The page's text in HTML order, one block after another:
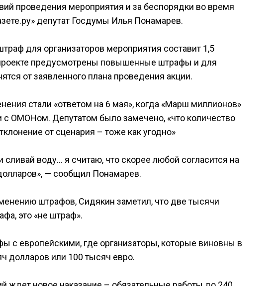
проведения мероприятия и за беспорядки во время
депутат Госдумы Илья Понамарев.
для организаторов мероприятия составит 1,5
предусмотрены повышенные штрафы и для
от заявленного плана проведения акции.
стали «ответом на 6 мая», когда «Марш миллионов»
с ОМОНом. Депутатом было замечено, «что количество
от сценария – тоже как угодно»
воду… я считаю, что скорее любой согласится на
— сообщил Понамарев.
штрафов, Сидякин заметил, что две тысячи
это «не штраф».
с европейскими, где организаторы, которые виновны в
долларов или 100 тысяч евро.